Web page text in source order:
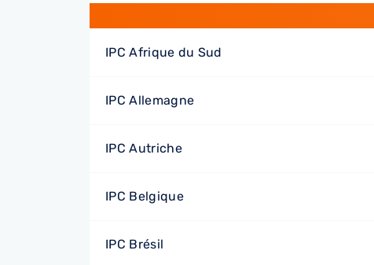
IPC Afrique du Sud
IPC Allemagne
IPC Autriche
IPC Belgique
IPC Brésil